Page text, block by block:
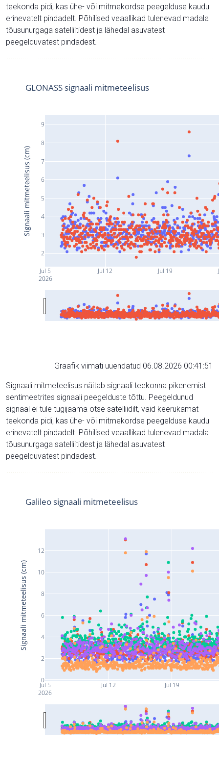
teekonda pidi, kas ühe- või mitmekordse peegelduse kaudu
erinevatelt pindadelt. Põhilised veaallikad tulenevad madala
tõusunurgaga satelliitidest ja lähedal asuvatest
peegelduvatest pindadest.
Jul 5
2026
Jul 12 Jul 19
2
3
4
5
6
7
8
9
GLONASS signaali mitmeteelisus
Signaali mitmeteelisus (cm)
Graafik viimati uuendatud 06.08.2026 00:41:51
Signaali mitmeteelisus näitab signaali teekonna pikenemist
sentimeetrites signaali peegelduste tõttu. Peegeldunud
signaal ei tule tugijaama otse satelliidilt, vaid keerukamat
teekonda pidi, kas ühe- või mitmekordse peegelduse kaudu
erinevatelt pindadelt. Põhilised veaallikad tulenevad madala
tõusunurgaga satelliitidest ja lähedal asuvatest
peegelduvatest pindadest.
Jul 5
2026
Jul 12 Jul 19
0
2
4
6
8
10
12
Galileo signaali mitmeteelisus
Signaali mitmeteelisus (cm)